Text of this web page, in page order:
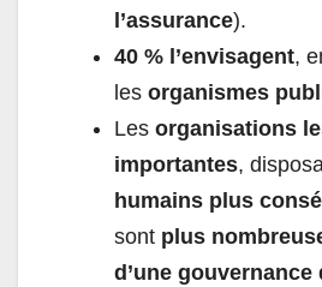
l’assurance).
40 % l’envisagent,
les organismes
Les organisations
importantes,
humains plus
sont plus
d’une gouvernance